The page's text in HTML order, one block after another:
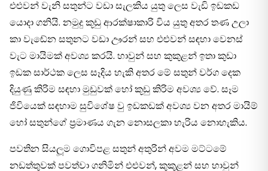
එළුවන් වැනි සතුන්ට වඩා සැලකිය යුතු ලෙස වැඩි ඉඩකඩ
යොදා ගනියි. නමුදු කූඩු ආරක්ෂාකාරි විය යුතු අතර තණ උලා
කා වැඬේන සතුනට වඩා ඌරන් සහ එළුවන් සඳහා වෙනස්
වැට මායිමක් අවශ්‍ය කරයි. හාවුන් සහ කුකුළන් ඉතා කුඩා
ඉඩක සාර්ථක ලෙස සෑදිය හැකි අතර මේ සතුන් වර්ග දෙක
දියුණු කිරිම සඳහා මුඩුවක් හෝ කූඩු කිරිම අවශ්‍ය වේ. සෑම
ජිවියෙක් සඳහාම සුවිශේෂ වු ඉඩකඩක් අවශ්‍ය වන අතර මායිම්
හෝ සතුන්ගේ ප‍්‍රමාණය ගැන නොසලකා හැරිය නොහැකිය.
පවතින සියලූම ගොවිපළ සතුන් අතුරින් අවම මට්ටමේ
නඩත්තුවක් පවත්වා ගනිමින් එළුවන්, කුකුළන් සහ හාවුන්